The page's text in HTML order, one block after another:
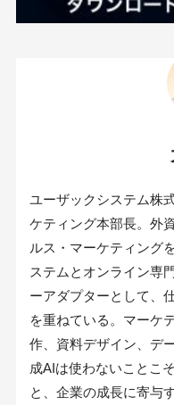
ユーザックシステム株
ケティング本部長。外
ルス・マーケティング
ステムとオンライン専
ーアダプターとして、
を重ねている。マーケ
作、資料デザイン、デ
成AIは使わないことこ
と、企業の成長に寄与